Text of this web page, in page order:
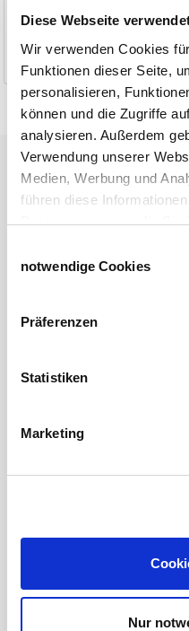
Diese Webseite
Wir verwenden Cookies
Funktionen dieser Seite,
personalisieren,
können und die Zugriffe
analysieren. Außerdem
Verwendung unserer
Medien, Werbung und
führen diese
Daten zusammen, die Sie
haben.
notwendige Cookies
Präferenzen
Statistiken
Marketing
Nur
5,40 €
1-2 Werktage
Tiere
Weideunterstand groß
Wasserversorgung für
Hobby-Farming
Tiere Landwirtschaft
Milchfieberprophylaxe
Saatgut für die
Windschutznetz für
Windschutznetz für
Lubratec Tore